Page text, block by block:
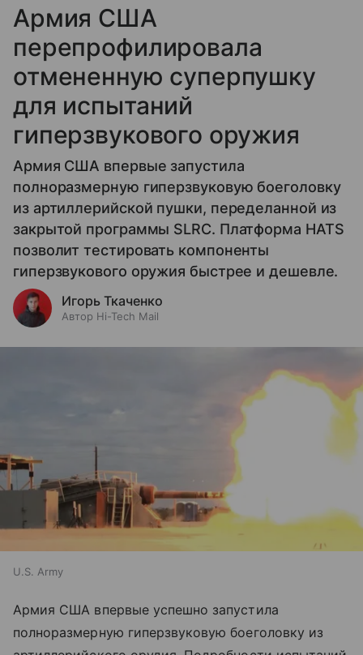
Армия США
перепрофилировала
отмененную суперпушку
для испытаний
гиперзвукового оружия
Армия США впервые запустила
полноразмерную гиперзвуковую боеголовку
из артиллерийской пушки, переделанной из
закрытой программы SLRC. Платформа HATS
позволит тестировать компоненты
гиперзвукового оружия быстрее и дешевле.
Игорь Ткаченко
Автор Hi-Tech Mail
U.S. Army
Армия США впервые успешно запустила
полноразмерную гиперзвуковую боеголовку из